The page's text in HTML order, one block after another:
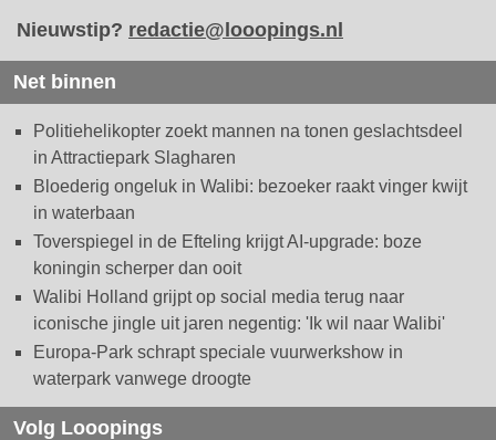
Nieuwstip? redactie@looopings.nl
Net binnen
Politiehelikopter zoekt mannen na tonen geslachtsdeel
in Attractiepark Slagharen
Bloederig ongeluk in Walibi: bezoeker raakt vinger kwijt
in waterbaan
Toverspiegel in de Efteling krijgt AI-upgrade: boze
koningin scherper dan ooit
Walibi Holland grijpt op social media terug naar
iconische jingle uit jaren negentig: 'Ik wil naar Walibi'
Europa-Park schrapt speciale vuurwerkshow in
waterpark vanwege droogte
Volg Looopings